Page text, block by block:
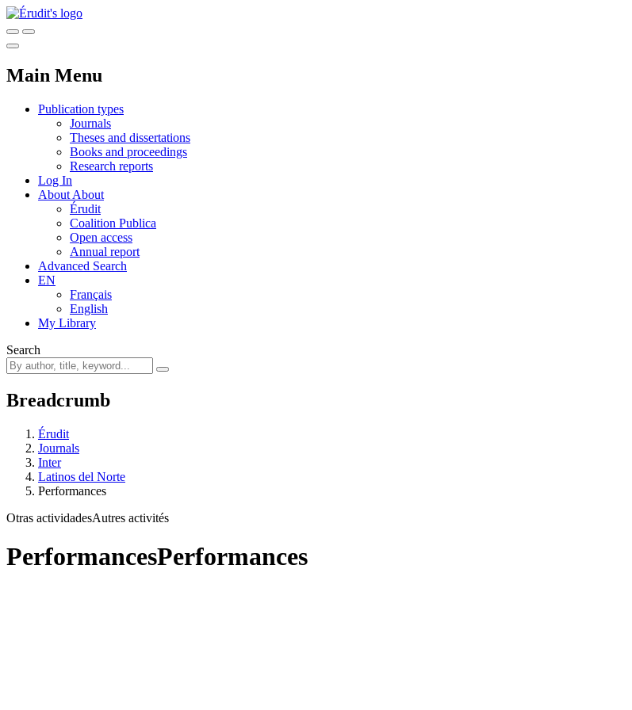
Main Menu
Publication types
Journals
Theses and dissertations
Books and proceedings
Research reports
Log In
About About
Érudit
Coalition Publica
Open access
Annual report
Advanced Search
EN
Français
English
My Library
Search
Breadcrumb
Érudit
Journals
Inter
Latinos del Norte
Performances
Otras actividadesAutres activités
PerformancesPerformances